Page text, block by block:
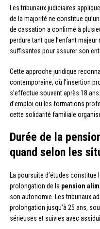
Les tribunaux judiciaires
de la majorité ne constitue
de cassation a confirmé à
perdure tant que l’enfant
suffisantes pour assurer son
Cette approche juridique
contemporaine, où l’insertion
s’effectue souvent après 18
d’emploi ou les formations
cette solidarité familiale
Durée de la
quand selon les
La poursuite d’études
prolongation de la pension
son autonomie. Les tribunaux
prolongation jusqu’à 25 ans,
sérieuses et suivies avec